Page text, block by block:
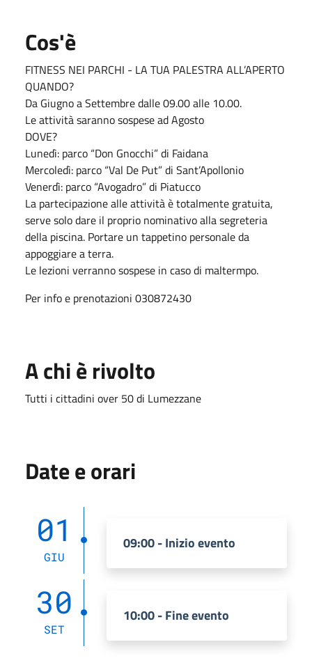
Cos'è
FITNESS NEI PARCHI - LA TUA PALESTRA ALL’APERTO
QUANDO?
Da Giugno a Settembre dalle 09.00 alle 10.00.
Le attività saranno sospese ad Agosto
DOVE?
Lunedì: parco “Don Gnocchi” di Faidana
Mercoledì: parco “Val De Put” di Sant’Apollonio
Venerdì: parco “Avogadro” di Piatucco
La partecipazione alle attività è totalmente gratuita,
serve solo dare il proprio nominativo alla segreteria
della piscina. Portare un tappetino personale da
appoggiare a terra.
Le lezioni verranno sospese in caso di maltermpo.
Per info e prenotazioni 030872430
A chi è rivolto
Tutti i cittadini over 50 di Lumezzane
Date e orari
01
GIU
09:00 - Inizio evento
30
SET
10:00 - Fine evento